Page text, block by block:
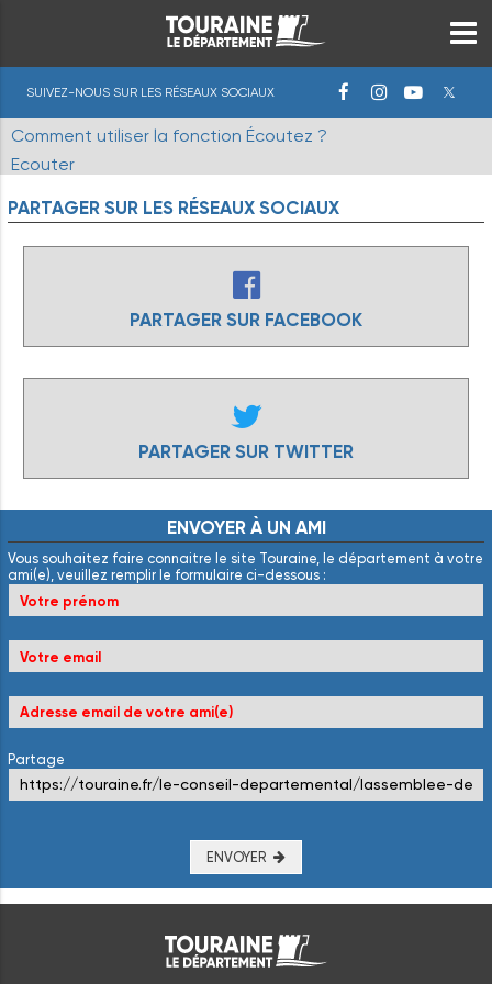
SUIVEZ-NOUS SUR LES RÉSEAUX SOCIAUX
Comment utiliser la fonction Écoutez ?
Ecouter
PARTAGER SUR LES RÉSEAUX SOCIAUX
PARTAGER SUR FACEBOOK
PARTAGER SUR TWITTER
ENVOYER À UN AMI
Vous souhaitez faire connaitre le site Touraine, le département à votre
ami(e), veuillez remplir le formulaire ci-dessous :
Partage
ENVOYER